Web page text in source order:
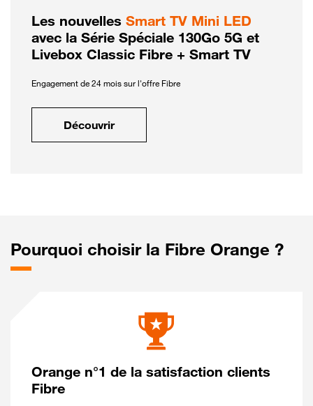
Les nouvelles Smart TV Mini LED
avec la Série Spéciale 130Go 5G et
Livebox Classic Fibre + Smart TV
Engagement de 24 mois sur l'offre Fibre
Découvrir
Pourquoi choisir la Fibre Orange ?
Orange n°1 de la satisfaction clients
Fibre